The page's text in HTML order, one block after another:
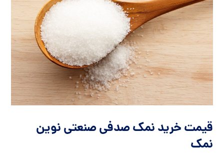
قیمت خرید نمک صدفی صنعتی نوین
نمک